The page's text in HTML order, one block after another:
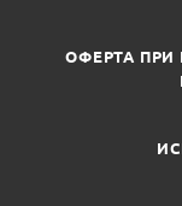
ОФЕРТА ПРИ